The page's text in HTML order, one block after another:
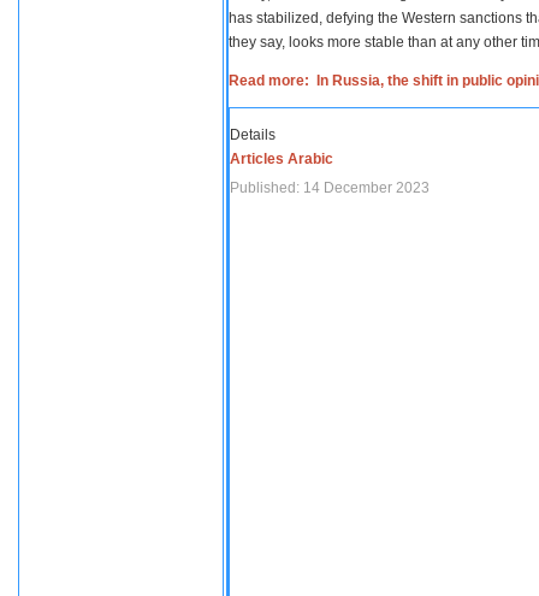
has stabilized, defying the Western sanctions
they say, looks more stable than at any other
Read more: In Russia, the shift in public
Details
Articles Arabic
Published: 14 December 2023